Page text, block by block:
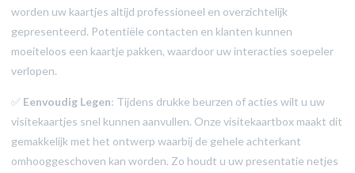
worden uw kaartjes altijd professioneel en overzichtelijk
gepresenteerd. Potentiële contacten en klanten kunnen
moeiteloos een kaartje pakken, waardoor uw interacties soepeler
verlopen.
✅ Eenvoudig Legen: Tijdens drukke beurzen of acties wilt u uw
visitekaartjes snel kunnen aanvullen. Onze visitekaartbox maakt dit
gemakkelijk met het ontwerp waarbij de gehele achterkant
omhooggeschoven kan worden. Zo houdt u uw presentatie netjes